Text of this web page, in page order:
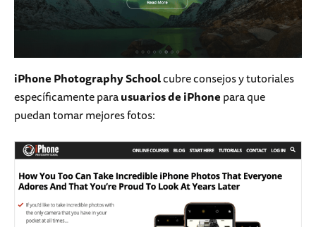
iPhone Photography Schoolcubre consejos y tutoriales
específicamente parausuarios de iPhonepara que
puedan tomar mejores fotos: